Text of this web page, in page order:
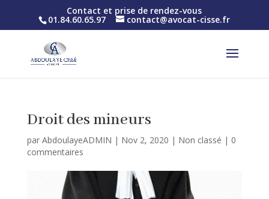
Contact et prise de rendez-vous
01.84.60.65.97 contact@avocat-cisse.fr
Droit des mineurs
par AbdoulayeADMIN | Nov 2, 2020 | Non classé | 0
commentaires